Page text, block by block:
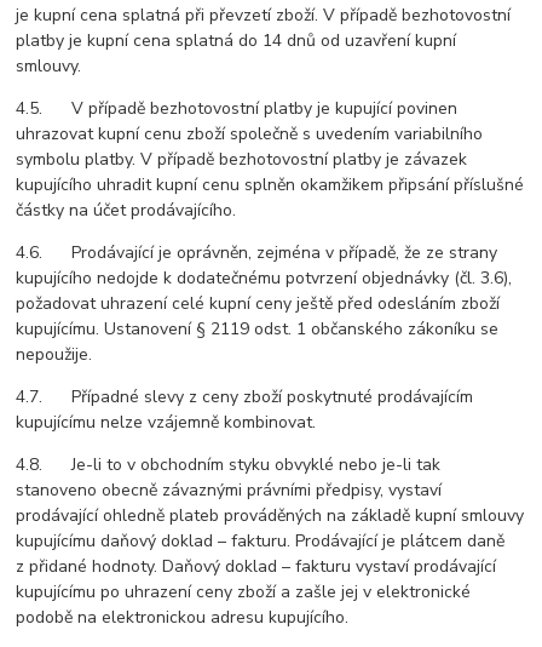
je kupní cena splatná při převzetí zboží. V případě bezhotovostní
platby je kupní cena splatná do 14 dnů od uzavření kupní
smlouvy.
4.5. V případě bezhotovostní platby je kupující povinen
uhrazovat kupní cenu zboží společně s uvedením variabilního
symbolu platby. V případě bezhotovostní platby je závazek
kupujícího uhradit kupní cenu splněn okamžikem připsání příslušné
částky na účet prodávajícího.
4.6. Prodávající je oprávněn, zejména v případě, že ze strany
kupujícího nedojde k dodatečnému potvrzení objednávky (čl. 3.6),
požadovat uhrazení celé kupní ceny ještě před odesláním zboží
kupujícímu. Ustanovení § 2119 odst. 1 občanského zákoníku se
nepoužije.
4.7. Případné slevy z ceny zboží poskytnuté prodávajícím
kupujícímu nelze vzájemně kombinovat.
4.8. Je-li to v obchodním styku obvyklé nebo je-li tak
stanoveno obecně závaznými právními předpisy, vystaví
prodávající ohledně plateb prováděných na základě kupní smlouvy
kupujícímu daňový doklad – fakturu. Prodávající je plátcem daně
z přidané hodnoty. Daňový doklad – fakturu vystaví prodávající
kupujícímu po uhrazení ceny zboží a zašle jej v elektronické
podobě na elektronickou adresu kupujícího.